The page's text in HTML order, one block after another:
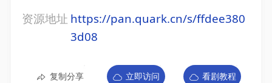
资源地址 https://pan.quark.cn/s/ffdee380
3d08
复制分享 立即访问 看剧教程